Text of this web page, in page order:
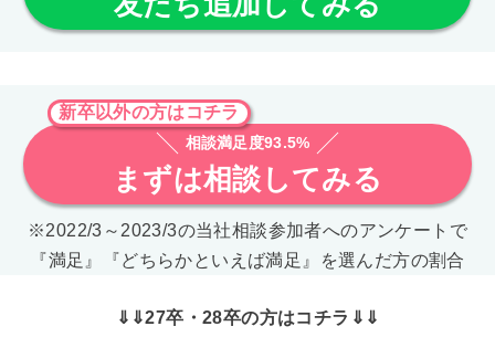
新卒以外の方はコチラ
相談満足度93.5%
まずは相談してみる
※2022/3～2023/3の当社相談参加者へのアンケートで
『満足』『どちらかといえば満足』を選んだ方の割合
⇓⇓27卒・28卒の方はコチラ⇓⇓